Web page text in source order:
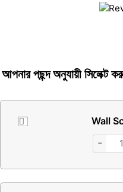
আপনার পছন্দ অনুযায়ী সিলেক্ট
Wall
−